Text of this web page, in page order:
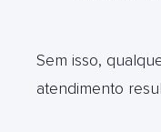
Sem isso,
atendimento